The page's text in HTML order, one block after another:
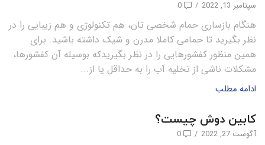
سپتامبر 13, 2022 /
0
هنگام بازساری حمام شخصی تان، هم تکنولوژی و هم زیبایی را در
نظر بگیرید تا حمامی کاملا مدرن و شیک داشته باشید. برای
همین منظور کفشورهایی را در نظر بگیریدکه بوسیله آن کفشورها،
مشکلات ناشی از تخلیه آب را به حداقل یا از...
ادامه مطلب
کابین دوش چیست؟
آگوست 27, 2022 /
0